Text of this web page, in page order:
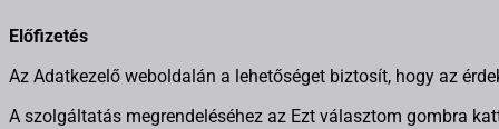
Előfizetés
Az Adatkezelő weboldalán a lehetőséget biztosít, hogy az
A szolgáltatás megrendeléséhez az Ezt választom gombra